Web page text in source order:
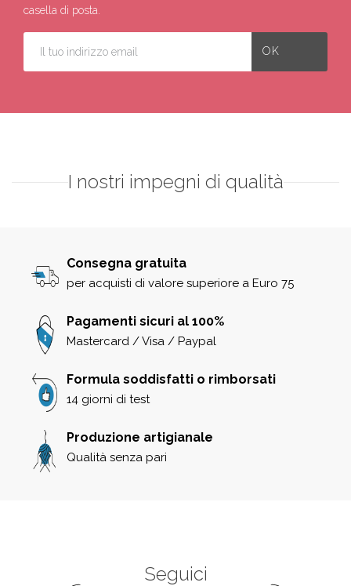
casella di posta.
I nostri impegni di qualità
Consegna gratuita
per acquisti di valore superiore a Euro 75
Pagamenti sicuri al 100%
Mastercard / Visa / Paypal
Formula soddisfatti o rimborsati
14 giorni di test
Produzione artigianale
Qualità senza pari
Seguici